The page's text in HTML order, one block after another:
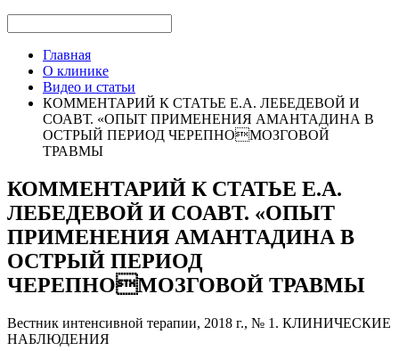
Главная
О клинике
Видео и статьи
КОММЕНТАРИЙ К СТАТЬЕ Е.А. ЛЕБЕДЕВОЙ И
СОАВТ. «ОПЫТ ПРИМЕНЕНИЯ АМАНТАДИНА В
ОСТРЫЙ ПЕРИОД ЧЕРЕПНОМОЗГОВОЙ
ТРАВМЫ
КОММЕНТАРИЙ К СТАТЬЕ Е.А.
ЛЕБЕДЕВОЙ И СОАВТ. «ОПЫТ
ПРИМЕНЕНИЯ АМАНТАДИНА В
ОСТРЫЙ ПЕРИОД
ЧЕРЕПНОМОЗГОВОЙ ТРАВМЫ
Вестник интенсивной терапии, 2018 г., № 1. КЛИНИЧЕСКИЕ
НАБЛЮДЕНИЯ